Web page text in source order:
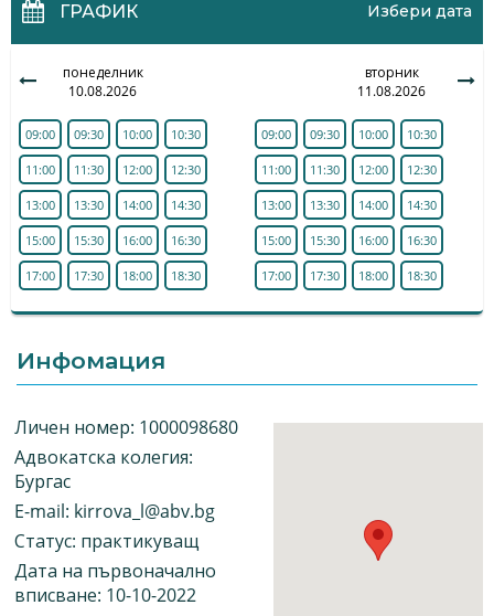
ГРАФИК Избери дата
понеделник
10.08.2026
09:00 09:30 10:00 10:30
11:00 11:30 12:00 12:30
13:00 13:30 14:00 14:30
15:00 15:30 16:00 16:30
17:00 17:30 18:00 18:30
вторник
11.08.2026
09:00 09:30 10:00 10:30
11:00 11:30 12:00 12:30
13:00 13:30 14:00 14:30
15:00 15:30 16:00 16:30
17:00 17:30 18:00 18:30
Инфомация
Личен номер: 1000098680
Адвокатска колегия:
Бургас
E-mail: kirrova_l@abv.bg
Статус: практикуващ
Дата на първоначално
вписване: 10-10-2022